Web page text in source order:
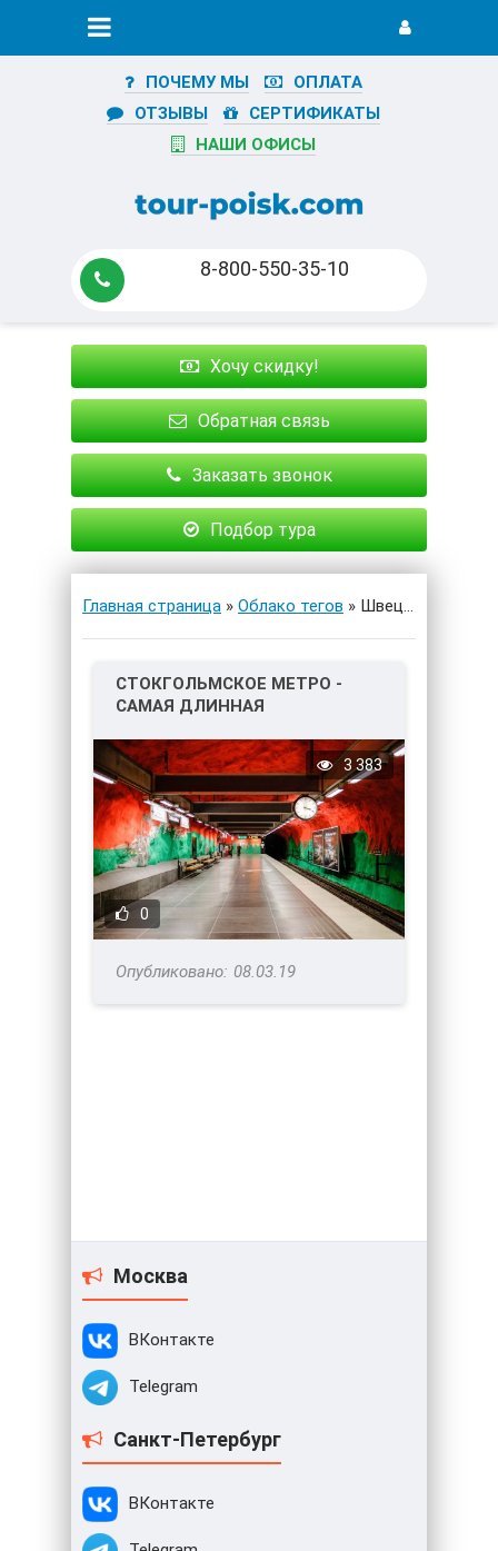
ПОЧЕМУ МЫ
ОПЛАТА
ОТЗЫВЫ
СЕРТИФИКАТЫ
НАШИ ОФИСЫ
8-800-550-35-10
Хочу скидку!
Обратная связь
Заказать звонок
Подбор тура
Главная страница » Облако тегов » Швециия
СТОКГОЛЬМСКОЕ МЕТРО -
САМАЯ ДЛИННАЯ
0
3 383
08.03.19
Москва
ВКонтакте
Telegram
Санкт-Петербург
ВКонтакте